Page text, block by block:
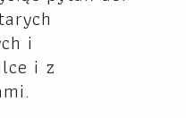
i
i z